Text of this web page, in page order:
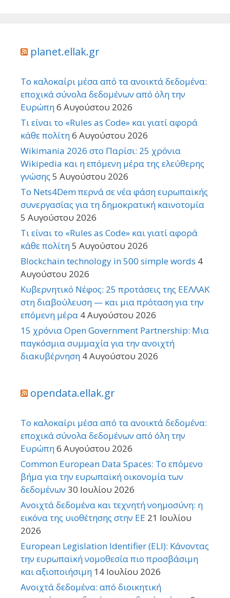
planet.ellak.gr
Το καλοκαίρι μέσα από τα ανοικτά δεδομένα:
εποχικά σύνολα δεδομένων από όλη την
Ευρώπη6 Αυγούστου 2026
Τι είναι το «Rules as Code» και γιατί αφορά
κάθε πολίτη6 Αυγούστου 2026
Wikimania 2026 στο Παρίσι: 25 χρόνια
Wikipedia και η επόμενη μέρα της ελεύθερης
γνώσης 5 Αυγούστου 2026
Το Nets4Dem περνά σε νέα φάση ευρωπαϊκής
συνεργασίας για τη δημοκρατική καινοτομία
5 Αυγούστου 2026
Τι είναι το «Rules as Code» και γιατί αφορά
κάθε πολίτη5 Αυγούστου 2026
Blockchain technology in 500 simple words 4
Αυγούστου 2026
Κυβερνητικό Νέφος: 25 προτάσεις της ΕΕΛΛΑΚ
στη διαβούλευση — και μια πρόταση για την
επόμενη μέρα 4 Αυγούστου 2026
15 χρόνια Open Government Partnership: Μια
παγκόσμια συμμαχία για την ανοιχτή
διακυβέρνηση 4 Αυγούστου 2026
opendata.ellak.gr
Το καλοκαίρι μέσα από τα ανοικτά δεδομένα:
εποχικά σύνολα δεδομένων από όλη την
Ευρώπη6 Αυγούστου 2026
Common European Data Spaces: Το επόμενο
βήμα για την ευρωπαϊκή οικονομία των
δεδομένων 30 Ιουλίου 2026
Ανοιχτά δεδομένα και τεχνητή νοημοσύνη: η
εικόνα της υιοθέτησης στην ΕΕ 21 Ιουλίου
2026
European Legislation Identifier (ELI): Κάνοντας
την ευρωπαϊκή νομοθεσία πιο προσβάσιμη
και αξιοποιήσιμη 14 Ιουλίου 2026
Ανοιχτά δεδομένα: από διοικητική